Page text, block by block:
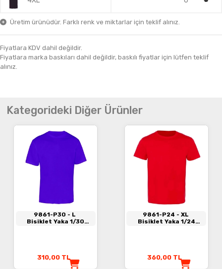
Üretim ürünüdür. Farklı renk ve miktarlar için teklif alınız.
Fiyatlara KDV dahil değildir.
Fiyatlara marka baskıları dahil değildir, baskılı fiyatlar için lütfen teklif
alınız.
Kategorideki Diğer Ürünler
9861-P30 - L
Bisiklet Yaka 1/30
310,00 TL
9861-P24 - XL
Bisiklet Yaka 1/24
360,00 TL